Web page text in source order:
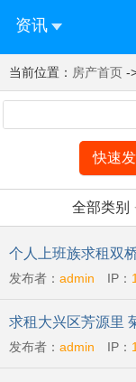
资讯
您好！欢迎来到济
登
当前位置： 房产首页 -
快速
全部类别
个人上班族求租双
行
[2图]
发布者： admin IP：
求租大兴区芳源里
发布者： admin IP：